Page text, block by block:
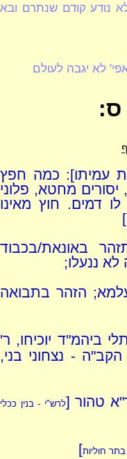
נודע קודם שנתרם ובא
לא יגבה לעולם
ס:
עמיתו]: כמה חפץ
מחטא, פלוני
דמים. חוץ מאינו
באונאת/בכבוד
ננעלו;
הזהר בתבואה
ביהמ"ד יוכיחו, ר'
- נצחוני בני,
טהור [לרש"י - בנין ככלי
חוליות]